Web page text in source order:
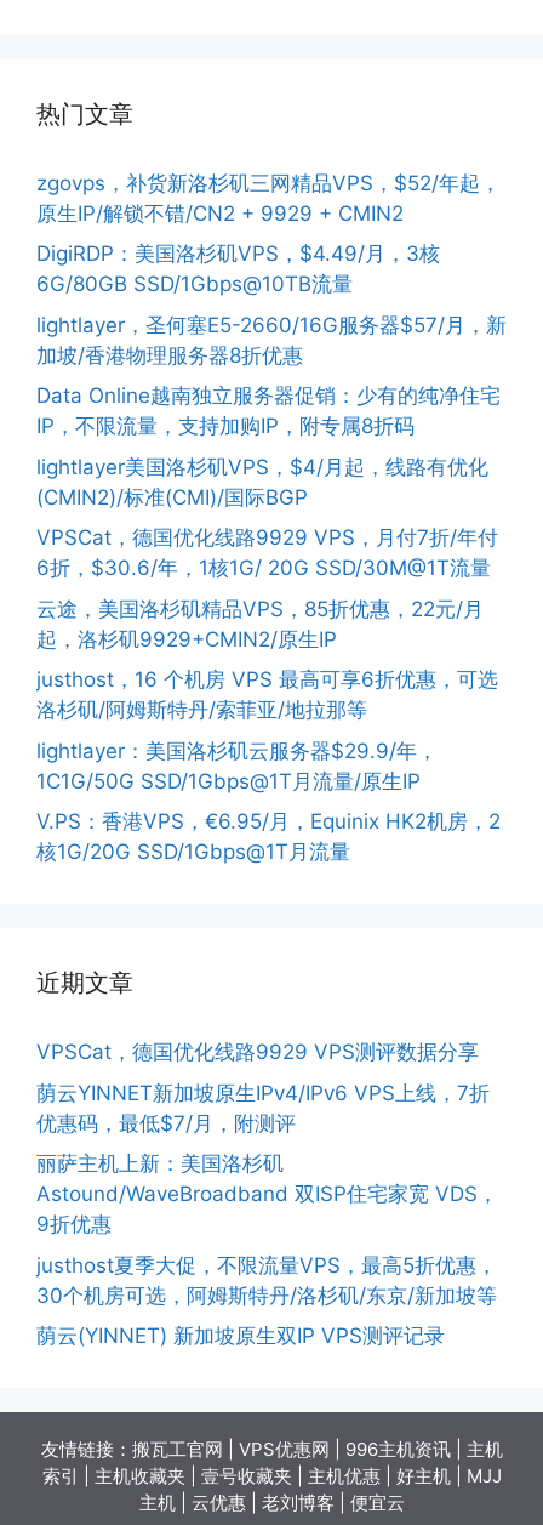
热门文章
zgovps，补货新洛杉矶三网精品VPS，$52/年起，
原生IP/解锁不错/CN2 + 9929 + CMIN2
DigiRDP：美国洛杉矶VPS，$4.49/月，3核
6G/80GB SSD/1Gbps@10TB流量
lightlayer，圣何塞E5-2660/16G服务器$57/月，新
加坡/香港物理服务器8折优惠
Data Online越南独立服务器促销：少有的纯净住宅
IP，不限流量，支持加购IP，附专属8折码
lightlayer美国洛杉矶VPS，$4/月起，线路有优化
(CMIN2)/标准(CMI)/国际BGP
VPSCat，德国优化线路9929 VPS，月付7折/年付
6折，$30.6/年，1核1G/ 20G SSD/30M@1T流量
云途，美国洛杉矶精品VPS，85折优惠，22元/月
起，洛杉矶9929+CMIN2/原生IP
justhost，16 个机房 VPS 最高可享6折优惠，可选
洛杉矶/阿姆斯特丹/索菲亚/地拉那等
lightlayer：美国洛杉矶云服务器$29.9/年，
1C1G/50G SSD/1Gbps@1T月流量/原生IP
V.PS：香港VPS，€6.95/月，Equinix HK2机房，2
核1G/20G SSD/1Gbps@1T月流量
近期文章
VPSCat，德国优化线路9929 VPS测评数据分享
荫云YINNET新加坡原生IPv4/IPv6 VPS上线，7折
优惠码，最低$7/月，附测评
丽萨主机上新：美国洛杉矶
Astound/WaveBroadband 双ISP住宅家宽 VDS，
9折优惠
justhost夏季大促，不限流量VPS，最高5折优惠，
30个机房可选，阿姆斯特丹/洛杉矶/东京/新加坡等
荫云(YINNET) 新加坡原生双IP VPS测评记录
友情链接： 搬瓦工官网 VPS优惠网 996主机资讯| 主机
索引
主机收藏夹 壹号收藏夹 主机优惠| 好主机| MJJ
主机| 云优惠| 老刘博客 便宜云